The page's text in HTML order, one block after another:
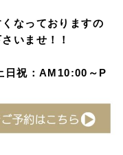
なっておりますの
いませ！！
日祝：AM10:00～P